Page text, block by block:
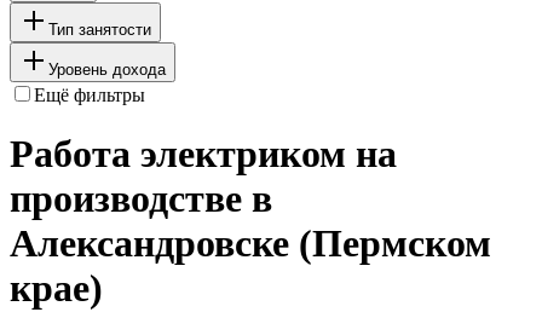
Тип занятости
Уровень дохода
Ещё фильтры
Работа электриком на
производстве в
Александровске (Пермском
крае)